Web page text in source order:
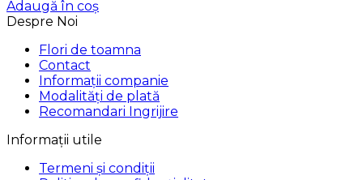
Adaugă în coș
Despre Noi
Flori de toamna
Contact
Informații companie
Modalități de plată
Recomandari Ingrijire
Informații utile
Termeni și condiții